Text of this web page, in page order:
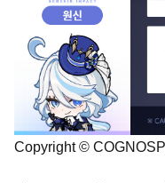
Copyright ©